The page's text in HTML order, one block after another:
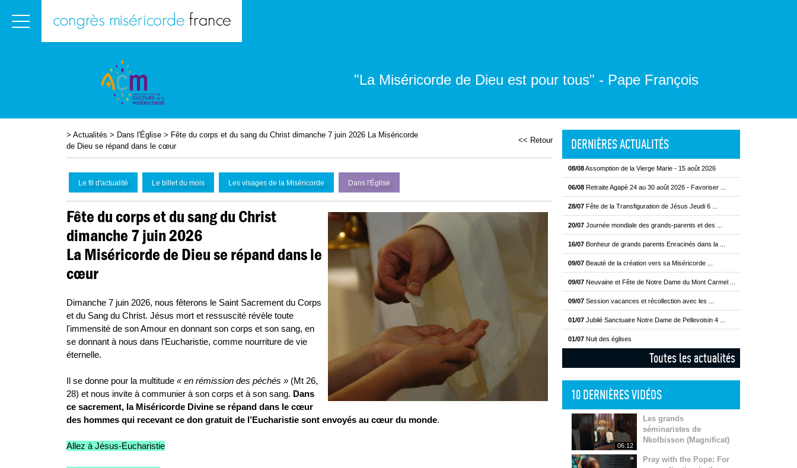
"La Miséricorde de Dieu est pour tous" - Pape François
> Actualités > Dans l'Église > Fête du corps et du sang du Christ dimanche 7 juin 2026 La Miséricorde
de Dieu se répand dans le cœur
<< Retour
Le fil d'actualité Le billet du mois Les visages de la Miséricorde Dans l'Église
Fête du corps et du sang du Christ
dimanche 7 juin 2026
La Miséricorde de Dieu se répand dans le
cœur
Dimanche 7 juin 2026, nous fêterons le Saint Sacrement du Corps
et du Sang du Christ. Jésus mort et ressuscité révèle toute
l'immensité de son Amour en donnant son corps et son sang, en
se donnant à nous dans l’Eucharistie, comme nourriture de vie
éternelle.
Il se donne pour la multitude « en rémission des péchés » (Mt 26,
28) et nous invite à communier à son corps et à son sang. Dans
ce sacrement, la Miséricorde Divine se répand dans le cœur
des hommes qui recevant ce don gratuit de l’Eucharistie sont envoyés au cœur du monde.
Allez à Jésus-Eucharistie
DERNIÈRES ACTUALITÉS
08/08Assomption de la Vierge Marie - 15 août 2026
06/08 Retraite Agapè 24 au 30 août 2026 - Favoriser ...
28/07 Fête de la Transfiguration de Jésus Jeudi 6 ...
20/07 Journée mondiale des grands-parents et des ...
16/07 Bonheur de grands parents Enracinés dans la ...
09/07 Beauté de la création vers sa Miséricorde ...
09/07 Neuvaine et Fête de Notre Dame du Mont Carmel ...
09/07 Session vacances et récollection avec les ...
01/07 Jubilé Sanctuaire Notre Dame de Pellevoisin 4 ...
01/07 Nuit des églises
Toutes les actualités
10 DERNIÈRES VIDÉOS
06:12
Les grands
séminaristes de
Nkolbisson (Magnificat)
Pray with the Pope: For